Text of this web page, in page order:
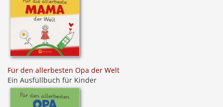
Für den allerbesten Opa der Welt
Ein Ausfüllbuch für Kinder